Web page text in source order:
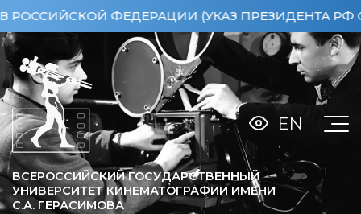
ФЕДЕРАЦИИ (УКАЗ ПРЕЗИДЕНТА РФ ОТ
ВСЕРОССИЙСКИЙ ГОСУДАРСТВЕННЫЙ
УНИВЕРСИТЕТ КИНЕМАТОГРАФИИ ИМЕНИ
С.А. ГЕРАСИМОВА
EN